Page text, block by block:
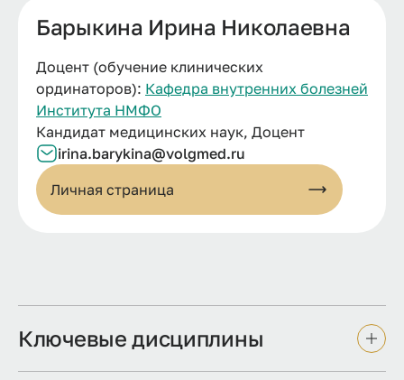
Барыкина Ирина Николаевна
Доцент (обучение клинических
ординаторов): Кафедра внутренних болезней
Института НМФО
Кандидат медицинских наук, Доцент
irina.barykina@volgmed.ru
Личная страница
Ключевые дисциплины